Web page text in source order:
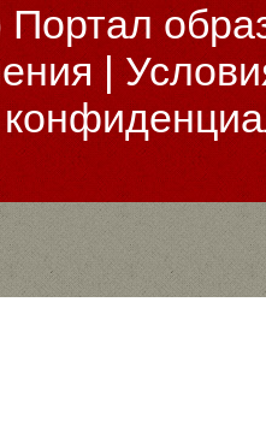
Портал
|